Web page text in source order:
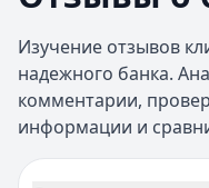
Изучение отзывов
надежного банка.
комментарии,
информации и